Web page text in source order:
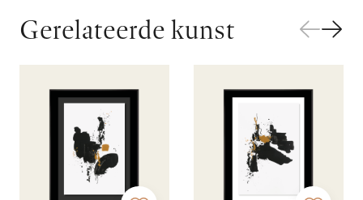
Gerelateerde kunst